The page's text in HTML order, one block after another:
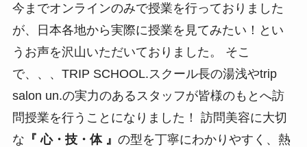
今までオンラインのみで授業を行っておりました
が、日本各地から実際に授業を見てみたい！とい
うお声を沢山いただいておりました。 そこ
で、、、TRIP SCHOOL.スクール長の湯浅やtrip
salon un.の実力のあるスタッフが皆様のもとへ訪
問授業を行うことになりました！ 訪問美容に大切
な 『 心・技・体 』 の型を丁寧にわかりやすく、熱